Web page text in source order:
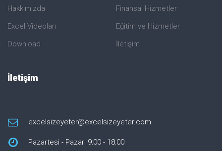
Hakkımızda
Excel Videoları
Download
Finansal Hizmetler
Eğitim ve Hizmetler
İletişim
İletişim
excelsizeyeter@excelsizeyeter.com
Pazartesi - Pazar: 9:00 - 18:00